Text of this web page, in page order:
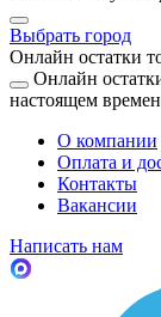
Выбрать город
Онлайн остатки
Онлайн
настоящем
О компании
Оплата и
Контакты
Вакансии
Написать нам